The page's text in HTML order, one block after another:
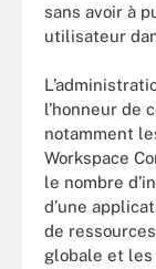
sans avoir à
utilisateur
l’honneur de
notamment
Workspace
le nombre
d’une
de
globale et les